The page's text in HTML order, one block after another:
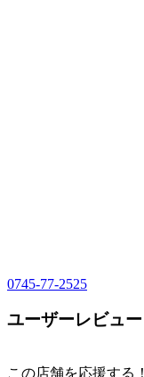
0745-77-2525
ユーザーレビュー
この店舗を応援する！